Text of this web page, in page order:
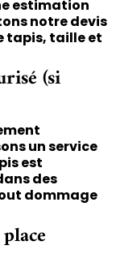
estimation
notre devis
tapis, taille et
(si
un service
est
des
dommage